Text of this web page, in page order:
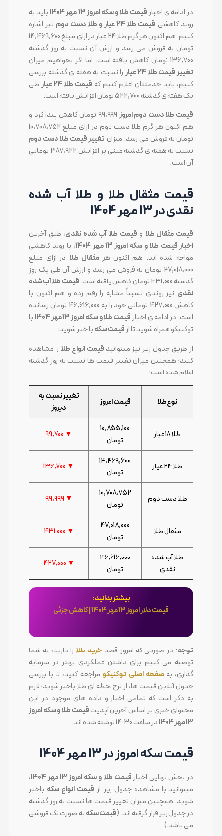
در ادامه ی اخبار قیمت طلا و سکه امروز 13 مهر 1404
باید به
روند کاهشی قیمت طلا 24 عیار و طلا دست دوم
نیز اشاره
کنیم. هم اکنون هر گرم طلا 24 عیار در ازای مبلغ 14,469,600
تومان به فروش می رسد و ارزش آن نسبت به روز گذشته
136,700 تومان کاهش یافته است. اما اگر بخواهیم میزان
تغییر قیمت طلا 24 عیار
را نسبت به هفته ی گذشته بررسی
کنیم، باید خدمتتان اعلام کنیم که قیمت طلا 24 عیار
طی
یک هفته ی گذشته 522,700 تومان افزایش یافته است.
قیمت طلا دست دوم امروز
99,999 تومان کاهش پیدا کرد و
هم اکنون هر گرم طلا دست دوم در ازای مبلغ 10,708,752
تومان به فروش می رسد. میزان تغییر قیمت طلا دست دوم
نسبت به هفته ی گذشته مبنی بر افزایش 387,922 تومانی
آن است.
قیمت مثقال طلا و طلا آب شده
نقدی در 13 مهر 1404
قیمت مثقال طلا و قیمت طلا آب شده نقدی، طبق آخرین
اخبار قیمت طلا و سکه امروز 13 مهر 1404
، با روند کاهشی
مواجه شده اند. هم اکنون هر مثقال طلا در ازای مبلغ
47,018,000 تومان به فروش می رسد و ارزش آن طی یک روز
گذشته 431,000 تومان کاهش یافته است.
قیمت طلا آب شده
نقدی نیز روندی نسبتاً مشابه را رقم زده و هم اکنون با
کاهش 427,000 تومانی خود را به 46,616,000 تومان رسانده
است. در ادامه ی اخبار قیمت طلا و سکه امروز 13 مهر 1404
با
توکنیکو همراه شوید تا از قیمت سکهبا خبر شوید:
از طریق جدول زیر نیز میتوانید قیمت انواع طلا را مشاهده
کنید؛ همچنین میزان تغییر قیمت ها نسبت به روز گذشته
اعلام شده است:
نوع طلا قیمت امروز
تغییر نسبت به
دیروز
طلا 18 عیار
10,855,100
تومان
▼ 99,700
طلا 24 عیار
14,469,600
تومان
▼ 136,700
طلا دست دوم
10,708,752
تومان
▼ 99,999
مثقال طلا
47,018,000
تومان
▼ 431,000
طلا آب شده
نقدی
46,616,000
تومان
▼ 427,000
بیشتر بدانید :
قیمت دلار امروز 13 مهر 1404 | کاهش جزئی
توجه: در صورتی که امروز قصدخرید طلا را دارید، به شما
توصیه می کنیم برای داشتن عملکردی بهتر در سرمایه
گذاری، به صفحه اصلی توکنیکو مراجعه کنید، تا با بررسی
جدول آنلاین قیمت ها، از نرخ لحظه ای طلا باخبر شوید؛ لازم
به ذکر است که تمامی اخبار و داده های موجود در این
محتوای خبری بر اساس آخرین آپدیتقیمت طلا و سکه امروز
13 مهر 1404
در ساعت 14:30 نوشته شده اند.
قیمت سکه امروز در 13 مهر 1404
در بخش نهایی اخبار قیمت طلا و سکه امروز 13 مهر 1404
،
میتوانید با مشاهده جدول زیر از قیمت انواع سکه باخبر
شوید. همچنین میزان تغییر قیمت ها نسبت به روز گذشته
در جدول زیر قرار گرفته اند. (قیمت سکهبه صورت تک فروشی
می باشد.)